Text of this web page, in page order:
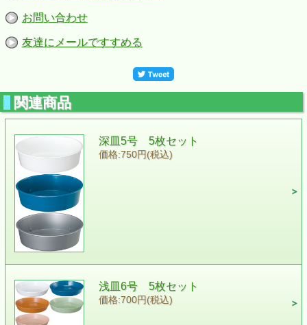
お問い合わせ
友達にメールですすめる
関連商品
深皿5号 5枚セット
価格:750円(税込)
浅皿6号 5枚セット
価格:700円(税込)